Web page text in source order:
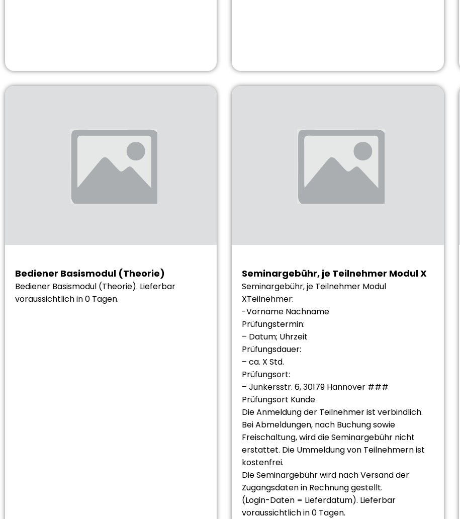
Bediener Basismodul (Theorie)
Bediener Basismodul (Theorie). Lieferbar
voraussichtlich in 0 Tagen.
Seminargebühr, je Teilnehmer Modul X
Seminargebühr, je Teilnehmer Modul
XTeilnehmer:
-Vorname Nachname
Prüfungstermin:
– Datum; Uhrzeit
Prüfungsdauer:
– ca. X Std.
Prüfungsort:
– Junkersstr. 6, 30179 Hannover ###
Prüfungsort Kunde
Die Anmeldung der Teilnehmer ist verbindlich.
Bei Abmeldungen, nach Buchung sowie
Freischaltung, wird die Seminargebühr nicht
erstattet. Die Ummeldung von Teilnehmern ist
kostenfrei.
Die Seminargebühr wird nach Versand der
Zugangsdaten in Rechnung gestellt.
(Login-Daten = Lieferdatum). Lieferbar
voraussichtlich in 0 Tagen.